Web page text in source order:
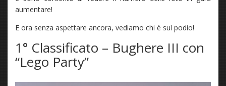
aumentare!
E ora senza aspettare ancora, vediamo chi è sul podio!
1° Classificato – Bughere III con
“Lego Party”